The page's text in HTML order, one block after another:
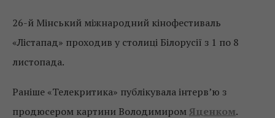
26-й Мінський міжнародний кінофестиваль
«Лістапад» проходив у столиці Білорусії з 1 по 8
листопада.
Раніше «Телекритика» публікувала інтерв’ю з
продюсером картини ВолодимиромЯценком.